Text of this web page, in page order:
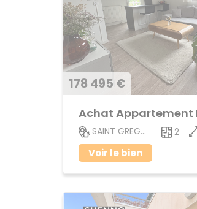
178 495 €
SAINT GREGOIRE 2
Voir le bien